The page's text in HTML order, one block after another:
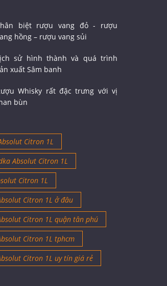
biệt rượu vang đỏ - rượu
hồng – rượu vang sủi
sử hình thành và quá trình
xuất Sâm banh
Whisky rất đặc trưng với vị
Citron 1L
Absolut Citron 1L
Citron 1L
Citron 1L ở đâu
Citron 1L quận tân phú
Citron 1L tphcm
Citron 1L uy tín giá rẻ